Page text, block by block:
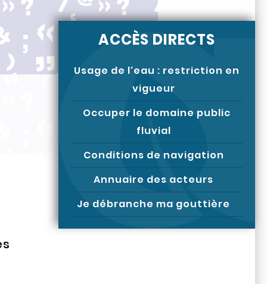
ACCÈS DIRECTS
Usage de l'eau : restriction en
vigueur
Occuper le domaine public
fluvial
Conditions de navigation
Annuaire des acteurs
Je débranche ma gouttière